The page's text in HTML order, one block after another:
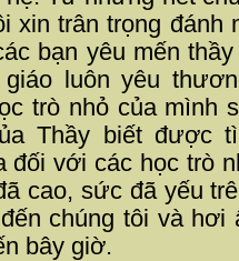
xin trân trọng đánh
bạn yêu mến
luôn yêu
trò nhỏ của mình
Thầy biết được
với các học trò
cao, sức đã yếu
chúng tôi và hơi
bây giờ.